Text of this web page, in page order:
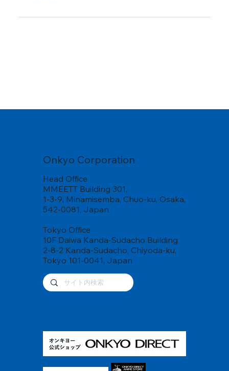
Onkyo Corporation
Head Office
MMEETT Building 301,
1-3-9, Minamisemba, Chuo-ku, Osaka,
542-0081, Japan
Tokyo Office
10F Daiwa Kanda-Sudacho Building
2-8-2 Kanda-Sudacho, Chiyoda-ku,
Tokyo 101-0041, Japan